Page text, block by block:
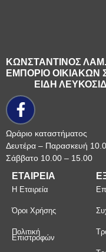
ΚΩΝΣΤΑΝΤΙΝΟΣ
ΕΜΠΟΡΙΟ ΟΙΚΙΑΚΩΝ
ΕΙΔΗ
Ωράριο καταστήματος
Δευτέρα – Παρασκευή
Σάββατο 10.00 – 15.00
ΕΤΑΙΡΕΙΑ
Η Εταιρεία
Όροι Χρήσης
Πολιτική
Επιστροφών